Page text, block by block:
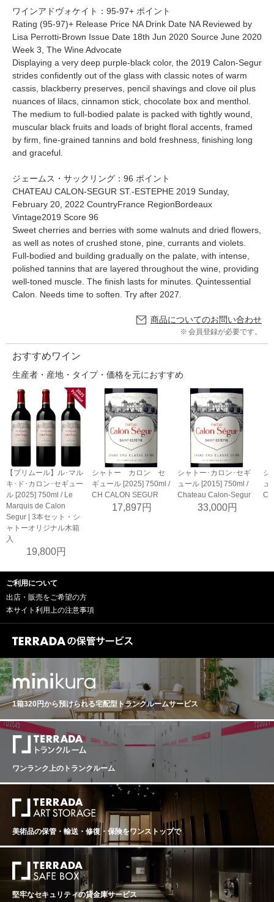
ワインアドヴォケイト：95-97+ ポイント
Rating (95-97)+ Release Price NA Drink Date NA Reviewed by
Lisa Perrotti-Brown Issue Date 18th Jun 2020 Source June 2020
Week 3, The Wine Advocate
Displaying a very deep purple-black color, the 2019 Calon-Segur
strides confidently out of the glass with classic notes of warm
cassis, blackberry preserves, pencil shavings and clove oil plus
nuances of lilacs, cinnamon stick, chocolate box and menthol.
The medium to full-bodied palate is packed with tightly wound,
muscular black fruits and loads of bright floral accents, framed
by firm, fine-grained tannins and bold freshness, finishing long
and graceful.
ジェームス・サックリング：96 ポイント
CHATEAU CALON-SEGUR ST.-ESTEPHE 2019 Sunday,
February 20, 2022 CountryFrance RegionBordeaux
Vintage2019 Score 96
Sweet cherries and berries with some walnuts and dried flowers,
as well as notes of crushed stone, pine, currants and violets.
Full-bodied and building gradually on the palate, with intense,
polished tannins that are layered throughout the wine, providing
well-toned muscle. The finish lasts for minutes. Quintessential
Calon. Needs time to soften. Try after 2027.
商品についてのお問い合わせ
会員登録が必要です。
おすすめワイン
生産者・産地・タイプ・価格を元におすすめ
【プリムール】ル･マル
キ･ド･カロン･セギュー
ル [2025] 750ml / Le
Marquis de Calon
Segur | 3本セット・シ
ャトーオリジナル木箱
入
19,800円
シャトー カロン セ
ギュール [2025] 750ml /
CH CALON SEGUR
17,897円
シャトー･カロン･セギ
ュール [2015] 750ml /
Chateau Calon-Segur
33,000円
シ
ュ
ご利用について
出店・販売をご希望の方
本サイト利用上の注意事項
1箱320円から預けられる宅配型トランクルームサービス
ワンランク上のトランクルーム
美術品の保管・輸送・修復・保険をワンストップで
堅牢なセキュリティの貸金庫サービス